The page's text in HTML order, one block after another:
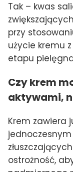
Tak – kwas
przy
użycie kremu
etapu
Czy krem
aktywami,
Krem zawiera
ostrożność,